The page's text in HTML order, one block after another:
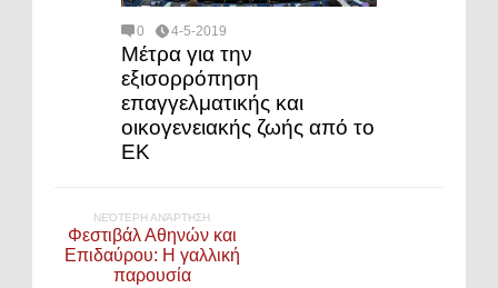
0 4-5-2019
Μέτρα για την
εξισορρόπηση
επαγγελματικής και
οικογενειακής ζωής από το
ΕΚ
ΝΕΌΤΕΡΗ ΑΝΆΡΤΗΣΗ
Φεστιβάλ Αθηνών και
Επιδαύρου: Η γαλλική
παρουσία